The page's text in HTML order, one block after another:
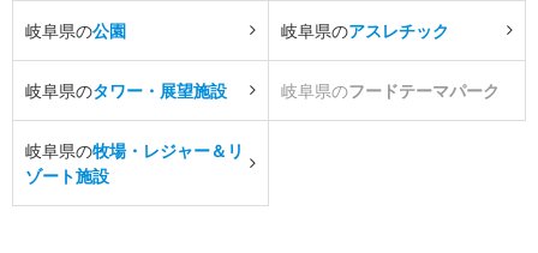
岐阜県の公園 岐阜県のアスレチック
岐阜県のタワー・展望施設 岐阜県のフードテーマパーク
岐阜県の牧場・レジャー＆リ
ゾート施設